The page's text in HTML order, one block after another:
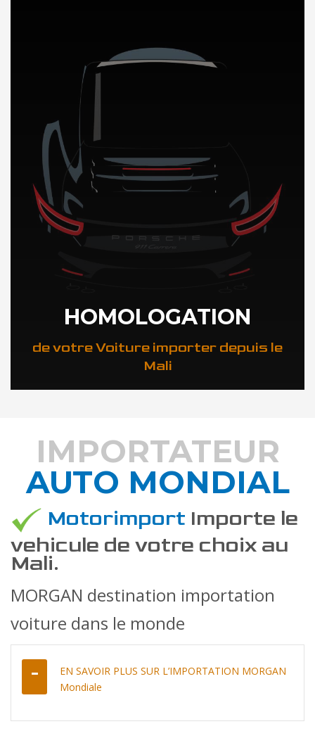
DÉCOUVREZ NOTRE IMPORTATION AUTO au Mali
HOMOLOGATION
de votre Voiture importer depuis le
Mali
DÉCOUVREZ COMMENT
IMPORTATEUR
AUTO MONDIAL
Motorimport Importe le
vehicule de votre choix au
Mali.
MORGAN destination importation
voiture dans le monde
EN SAVOIR PLUS SUR L’IMPORTATION MORGAN
Mondiale